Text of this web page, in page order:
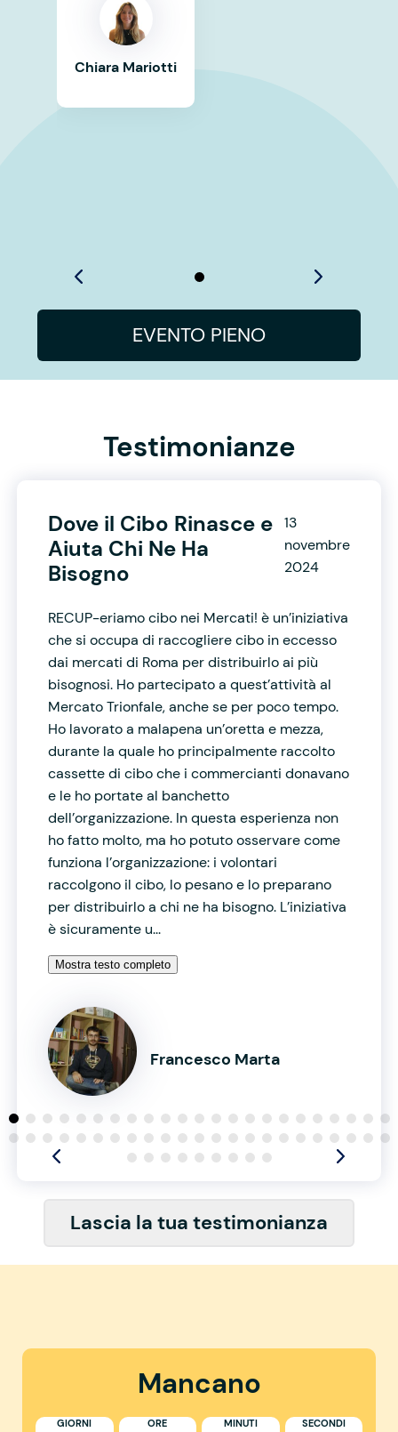
Chiara Mariotti
EVENTO PIENO
Testimonianze
Dove il Cibo Rinasce e
Aiuta Chi Ne Ha
Bisogno
13
novembre
2024
RECUP-eriamo cibo nei Mercati! è un’iniziativa
che si occupa di raccogliere cibo in eccesso
dai mercati di Roma per distribuirlo ai più
bisognosi. Ho partecipato a quest’attività al
Mercato Trionfale, anche se per poco tempo.
Ho lavorato a malapena un’oretta e mezza,
durante la quale ho principalmente raccolto
cassette di cibo che i commercianti donavano
e le ho portate al banchetto
dell’organizzazione. In questa esperienza non
ho fatto molto, ma ho potuto osservare come
funziona l’organizzazione: i volontari
raccolgono il cibo, lo pesano e lo preparano
per distribuirlo a chi ne ha bisogno. L’iniziativa
è sicuramente u...
Mostra testo completo
Francesco Marta
Lascia la tua testimonianza
Mancano
GIORNI ORE MINUTI SECONDI